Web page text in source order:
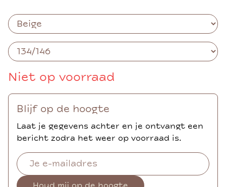
Niet op voorraad
Blijf op de hoogte
Laat je gegevens achter en je ontvangt een
bericht zodra het weer op voorraad is.